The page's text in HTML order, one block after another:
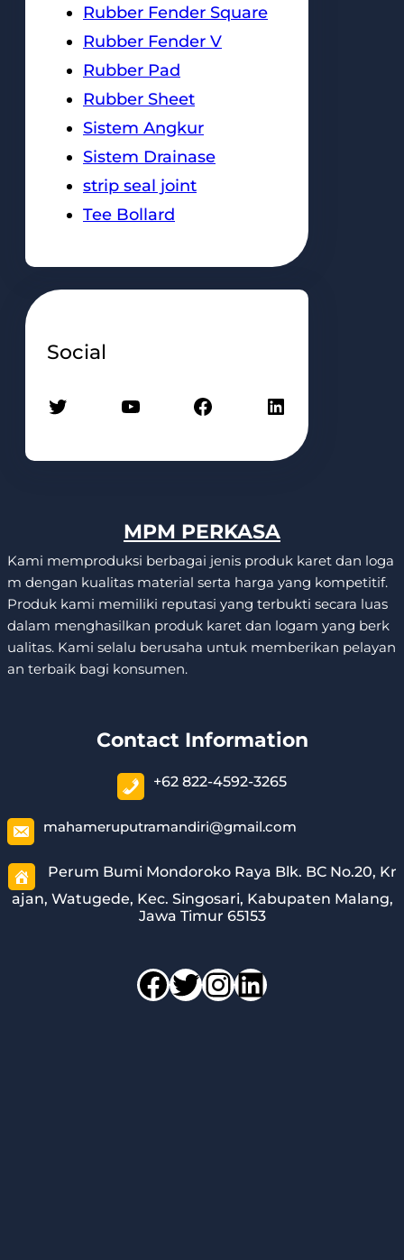
Rubber Fender Square
Rubber Fender V
Rubber Pad
Rubber Sheet
Sistem Angkur
Sistem Drainase
strip seal joint
Tee Bollard
Social
Twitter YouTube Facebook LinkedIn
MPM PERKASA
Kami memproduksi berbagai jenis produk karet dan loga
m dengan kualitas material serta harga yang kompetitif.
Produk kami memiliki reputasi yang terbukti secara luas
dalam menghasilkan produk karet dan logam yang berk
ualitas. Kami selalu berusaha untuk memberikan pelayan
an terbaik bagi konsumen.
Contact Information
+62 822-4592-3265
mahameruputramandiri@gmail.com
Perum Bumi Mondoroko Raya Blk. BC No.20, Kr
ajan, Watugede, Kec. Singosari, Kabupaten Malang,
Jawa Timur 65153
Facebook
Twitter
Instagram
LinkedIn